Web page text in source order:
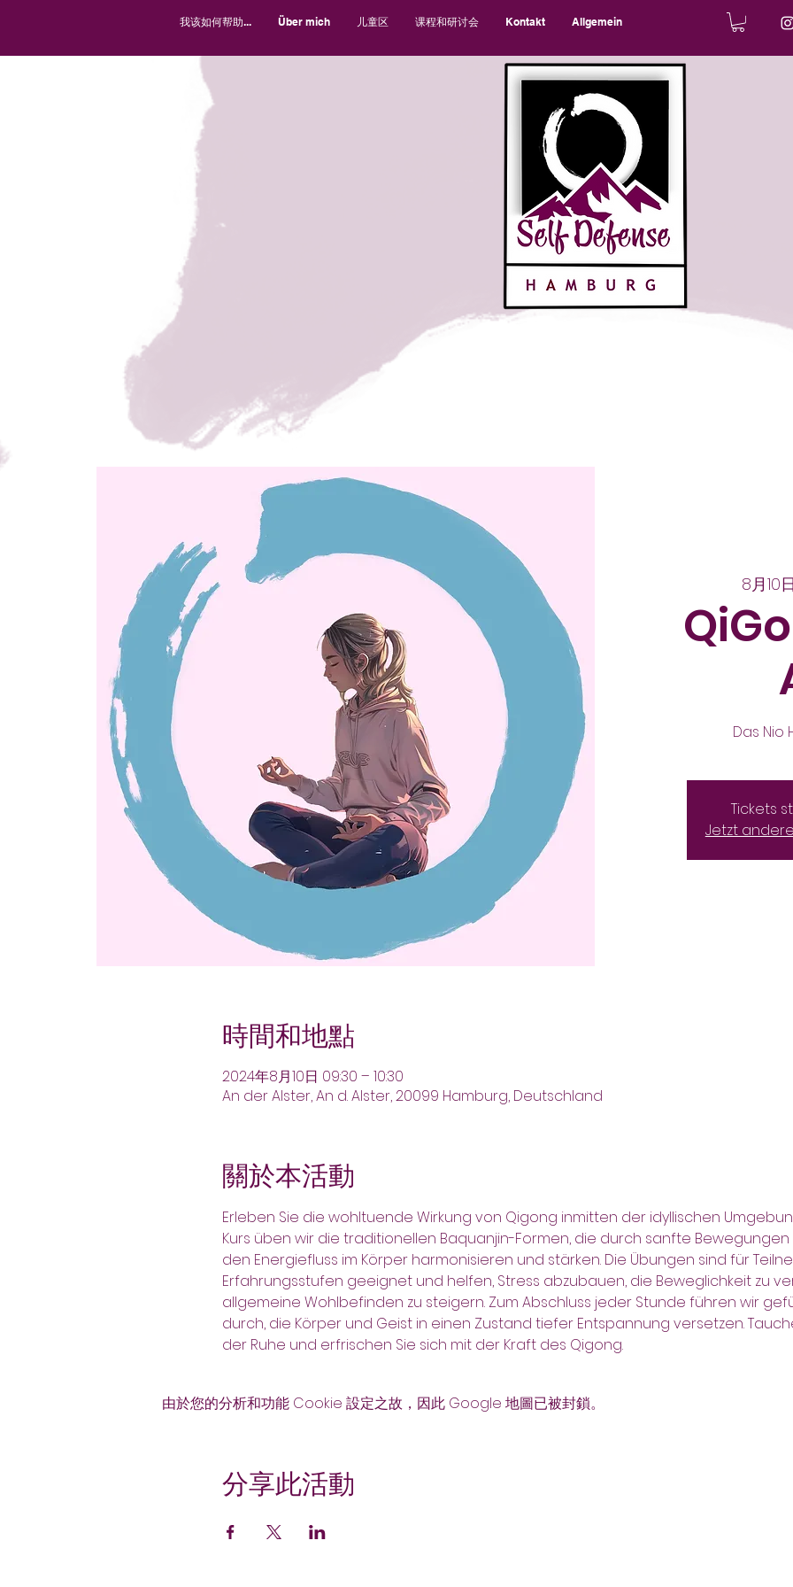
我该如何帮助... Über mich 儿童区 课程和研讨会 Kontakt Allgemein
8月10
Das Nio
Tickets
Jetzt
時間和地點
2024年8月10日 09:30 – 10:30
An der Alster, An d. Alster, 20099 Hamburg, Deutschland
關於本活動
Erleben Sie die wohltuende Wirkung von Qigong inmitten der idyllischen
Kurs üben wir die traditionellen Baquanjin-Formen, die durch sanfte
den Energiefluss im Körper harmonisieren und stärken. Die Übungen sind für
Erfahrungsstufen geeignet und helfen, Stress abzubauen, die Beweglichkeit zu
allgemeine Wohlbefinden zu steigern. Zum Abschluss jeder Stunde führen wir
durch, die Körper und Geist in einen Zustand tiefer Entspannung versetzen.
der Ruhe und erfrischen Sie sich mit der Kraft des Qigong.
由於您的分析和功能 Cookie 設定之故，因此 Google 地圖已被封鎖。
分享此活動